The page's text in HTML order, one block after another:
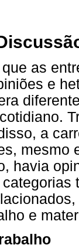
as
e
a
mesmo
havia
e